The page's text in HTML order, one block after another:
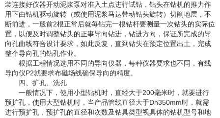
装连接好仪器开动泥浆泵对准入土点进行试钻，钻头在钻机的推力作
用下由钻机驱动旋转（或使用泥浆马达带动钻头旋转）切削地层，不
断前进，一般前2根正常后就每钻完一根钻杆要测量一次钻头的实际位
置，以便及时调整钻头的正事导向钻进，钻进方向，保证所完成的导
向孔曲线符合设计要求，如此反复，直到钻头在预定位置出土，完成
整个导向孔的钻孔作业。
根据工程情况选用不同的导向仪器，每种仪器要求也不同，有线
导向仪P2就要求布磁场线确保导向的精度。
四、扩孔、洗孔
一般情况下，使用小型钻机时，直经大于200毫米时，就要进行
预扩孔，使用大型钻机时，当产品管线直径大于Dn350mm时，就需
进行预扩孔，预扩孔的直径和次数及钻具类型视具体的钻机型号和地